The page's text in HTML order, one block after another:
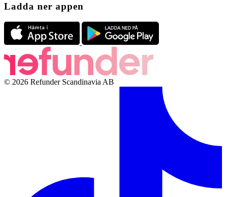
Ladda ner appen
© 2026 Refunder Scandinavia AB